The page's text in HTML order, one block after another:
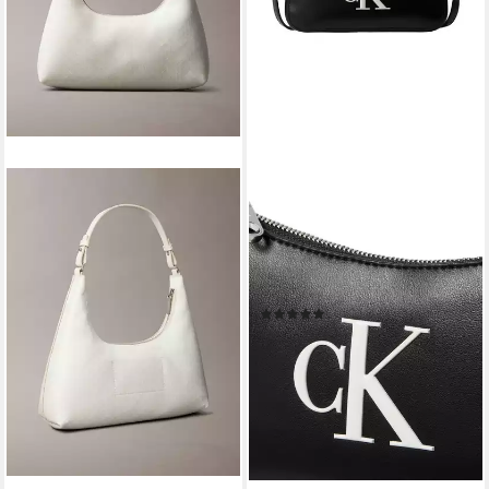
Mini Bag BOLD CK MINI BAG,
kleine Umhängetasche,
Schultertasche mit
Logoschriftzug
(2)
58,55 € UVP69,90 €
lieferbar - in 1-2 Werktagen bei dir